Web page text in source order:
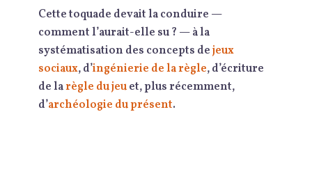
Cette toquade devait la conduire —
comment l’aurait-elle su ? — à la
systématisation des concepts dejeux
sociaux, d’ingénierie de la règle, d’écriture
de larègle du jeuet, plus récemment,
d’archéologie du présent.